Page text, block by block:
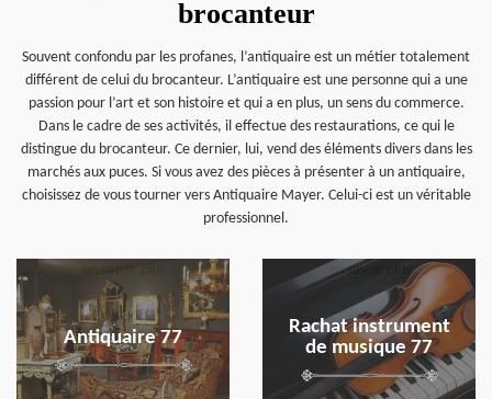
brocanteur
Souvent confondu par les profanes, l’antiquaire est un métier totalement
différent de celui du brocanteur. L’antiquaire est une personne qui a une
passion pour l’art et son histoire et qui a en plus, un sens du commerce.
Dans le cadre de ses activités, il effectue des restaurations, ce qui le
distingue du brocanteur. Ce dernier, lui, vend des éléments divers dans les
marchés aux puces. Si vous avez des pièces à présenter à un antiquaire,
choisissez de vous tourner vers Antiquaire Mayer. Celui-ci est un véritable
professionnel.
Antiquaire 77
en savoir plus
Rachat instrument
de musique 77
en savoir plus